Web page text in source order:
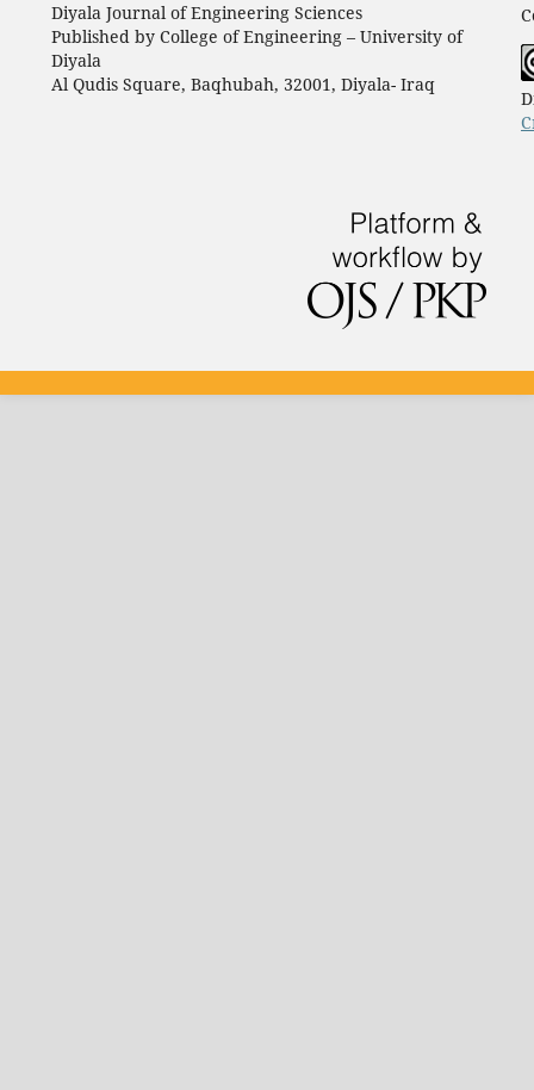
Diyala Journal of Engineering Sciences
Published by College of Engineering – University of
Diyala
Al Qudis Square, Baqhubah, 32001, Diyala- Iraq